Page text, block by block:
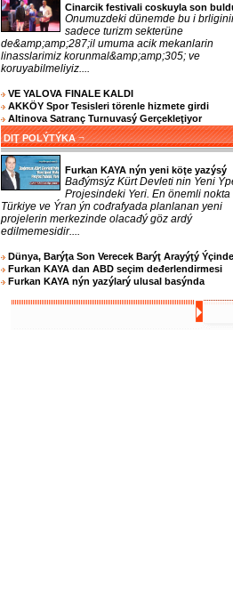
Cinarcik festivali coskuyla son
Onumuzdeki dünemde bu i
sadece turizm sekterüne
de&amp;amp;287;il umuma acik mekanlarin
linasslarimiz korunmal&amp;amp;305; ve
koruyabilmeliyiz....
VE YALOVA FINALE KALDI
AKKÖY Spor Tesisleri törenle hizmete girdi
Altinova Satranç Turnuvasý Gerçekleţiyor
DIŢ POLÝTÝKA ¬
Furkan KAYA nýn yeni köţe yazýsý
Bađýmsýz Kürt Devleti nin Yeni
Projesindeki Yeri. En önemli nokta
Türkiye ve Ýran ýn cođrafyada planlanan yeni
projelerin merkezinde olacađý göz ardý
edilmemesidir....
Dünya, Barýţa Son Verecek Barýţ Arayýţý Ýçinde
Furkan KAYA dan ABD seçim deđerlendirmesi
Furkan KAYA nýn yazýlarý ulusal basýnda